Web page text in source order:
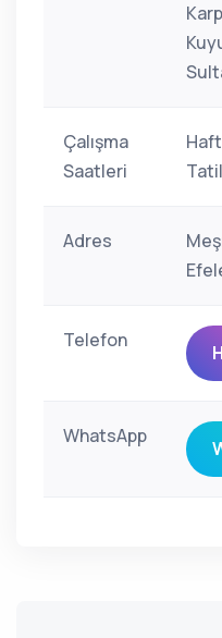
Çalışma
Saatleri
Adres
Telefon
WhatsApp